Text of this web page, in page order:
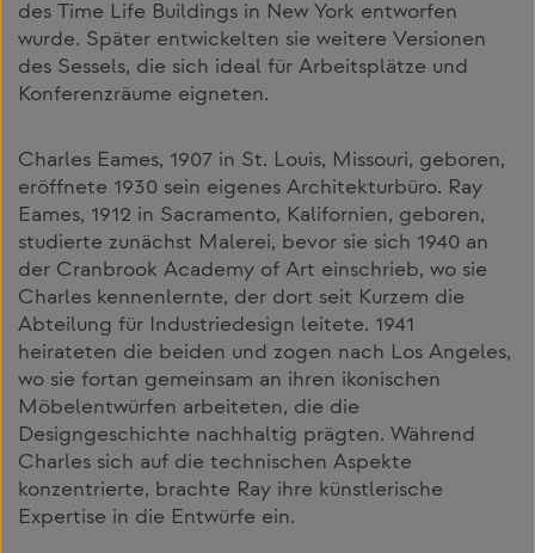
des Time Life Buildings in New York entworfen
wurde. Später entwickelten sie weitere Versionen
des Sessels, die sich ideal für Arbeitsplätze und
Konferenzräume eigneten.
Charles Eames, 1907 in St. Louis, Missouri, geboren,
eröffnete 1930 sein eigenes Architekturbüro. Ray
Eames, 1912 in Sacramento, Kalifornien, geboren,
studierte zunächst Malerei, bevor sie sich 1940 an
der Cranbrook Academy of Art einschrieb, wo sie
Charles kennenlernte, der dort seit Kurzem die
Abteilung für Industriedesign leitete. 1941
heirateten die beiden und zogen nach Los Angeles,
wo sie fortan gemeinsam an ihren ikonischen
Möbelentwürfen arbeiteten, die die
Designgeschichte nachhaltig prägten. Während
Charles sich auf die technischen Aspekte
konzentrierte, brachte Ray ihre künstlerische
Expertise in die Entwürfe ein.